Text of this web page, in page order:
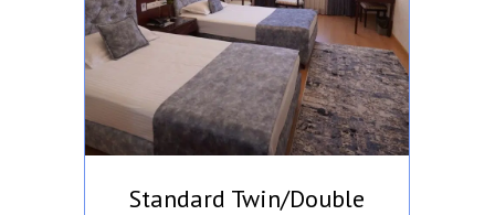
Standard Twin/Double